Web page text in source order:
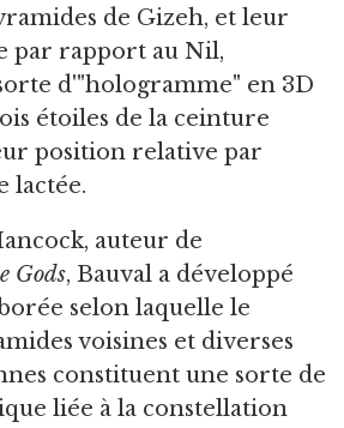
de Gizeh, et leur
par rapport au Nil,
d'"hologramme" en 3D
étoiles de la ceinture
position relative par
lactée.
auteur de
Gods, Bauval a développé
selon laquelle le
voisines et diverses
constituent une sorte de
liée à la constellation